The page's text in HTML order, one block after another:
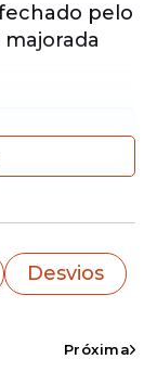
pelo
do
Calleb
com 25
Desvios
Próxima